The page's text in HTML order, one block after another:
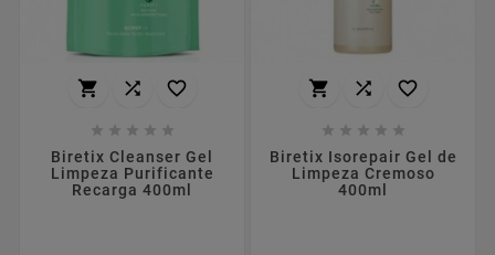
  
    
Biretix Cleanser Gel
Limpeza Purificante
Recarga 400ml
  
    
Biretix Isorepair Gel de
Limpeza Cremoso
400ml